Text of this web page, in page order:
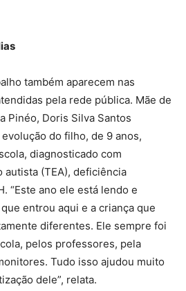
também aparecem nas
pela rede pública. Mãe de
Pinéo, Doris Silva Santos
do filho, de 9 anos,
diagnosticado com
(TEA), deficiência
“Este ano ele está lendo e
entrou aqui e a criança que
diferentes. Ele sempre foi
pelos professores, pela
Tudo isso ajudou muito
dele”, relata.